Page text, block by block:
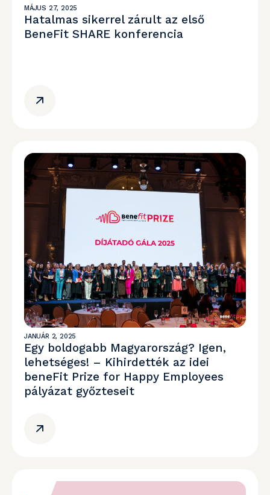
MÁJUS 27, 2025
Hatalmas sikerrel zárult az első
BeneFit SHARE konferencia
JANUÁR 2, 2025
Egy boldogabb Magyarország? Igen,
lehetséges! – Kihirdették az idei
beneFit Prize for Happy Employees
pályázat győzteseit